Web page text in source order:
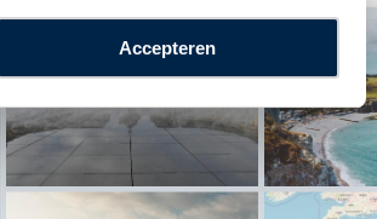
Accepteren